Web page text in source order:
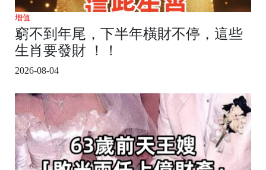
增值
窮不到年尾，下半年橫財不停，這些
生肖要發財 ！！
2026-08-04